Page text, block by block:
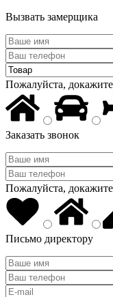
Вызвать замерщика
Пожалуйста,
Заказать звонок
Пожалуйста,
Письмо директору